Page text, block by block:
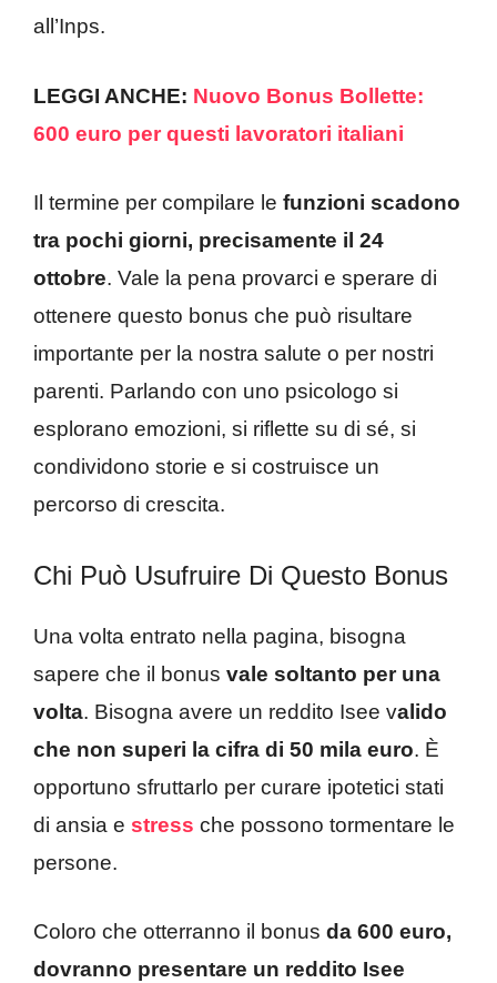
all’Inps.
LEGGI ANCHE: Nuovo Bonus Bollette:
600 euro per questi lavoratori italiani
Il termine per compilare le funzioni scadono
tra pochi giorni, precisamente il 24
ottobre. Vale la pena provarci e sperare di
ottenere questo bonus che può risultare
importante per la nostra salute o per nostri
parenti. Parlando con uno psicologo si
esplorano emozioni, si riflette su di sé, si
condividono storie e si costruisce un
percorso di crescita.
Chi Può Usufruire Di Questo Bonus
Una volta entrato nella pagina, bisogna
sapere che il bonus vale soltanto per una
volta. Bisogna avere un reddito Isee valido
che non superi la cifra di 50 mila euro. È
opportuno sfruttarlo per curare ipotetici stati
di ansia e stress che possono tormentare le
persone.
Coloro che otterranno il bonus da 600 euro,
dovranno presentare un reddito Isee